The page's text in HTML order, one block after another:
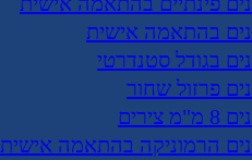
בהתאמה אישית
בגודל סטנדרטי
פרזול שחור
הרמוניקה בהתאמה אישית